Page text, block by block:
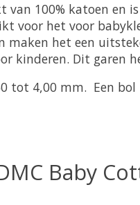
van 100% katoen
voor het voor
maken het een
kinderen. Dit garen
tot 4,00 mm. Een
Baby